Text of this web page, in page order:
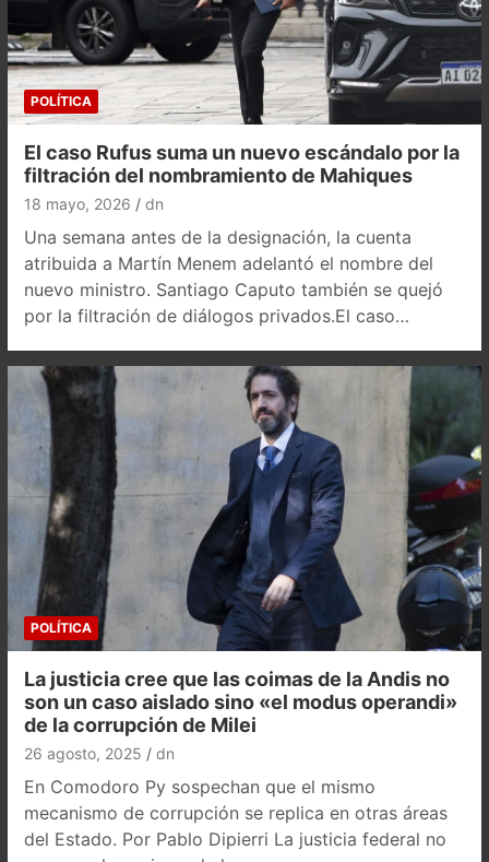
POLÍTICA
El caso Rufus suma un nuevo escándalo por la
filtración del nombramiento de Mahiques
18 mayo, 2026 dn
Una semana antes de la designación, la cuenta
atribuida a Martín Menem adelantó el nombre del
nuevo ministro. Santiago Caputo también se quejó
por la filtración de diálogos privados.El caso…
POLÍTICA
La justicia cree que las coimas de la Andis no
son un caso aislado sino «el modus operandi»
de la corrupción de Milei
26 agosto, 2025 dn
En Comodoro Py sospechan que el mismo
mecanismo de corrupción se replica en otras áreas
del Estado. Por Pablo Dipierri La justicia federal no